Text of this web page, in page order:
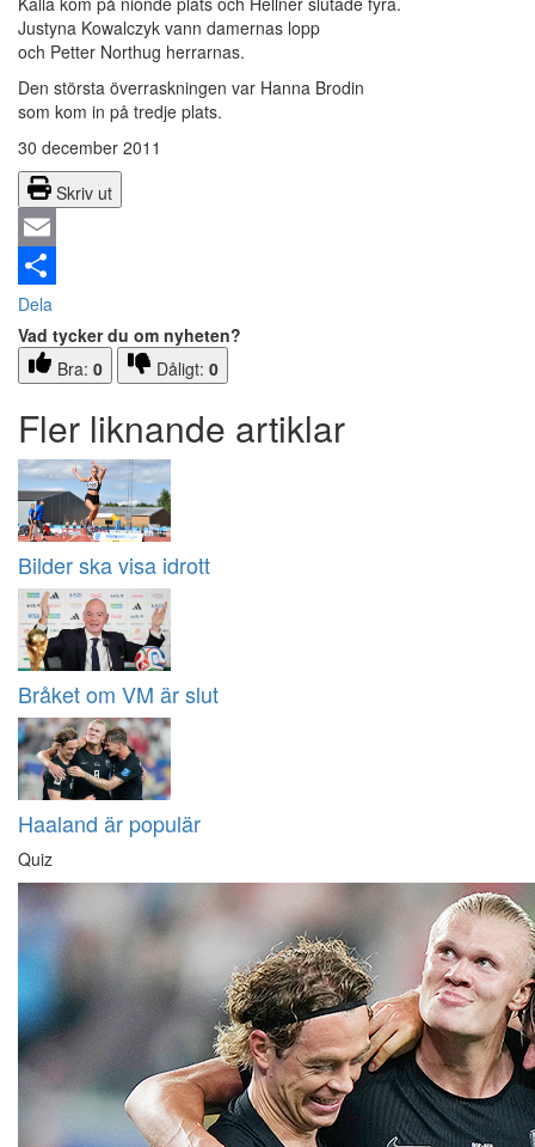
Justyna Kowalczyk vann damernas lopp
och Petter Northug herrarnas.
Den största överraskningen var Hanna Brodin
som kom in på tredje plats.
30 december 2011
Skriv ut
Email
Dela
Vad tycker du om nyheten?
Bra: 0 Dåligt: 0
Fler liknande artiklar
Bilder ska visa idrott
Bråket om VM är slut
Haaland är populär
Quiz